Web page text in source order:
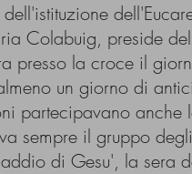
Colabuig, preside
la croce il
un giorno di
partecipavano
sempre il gruppo
di Gesu', la sera